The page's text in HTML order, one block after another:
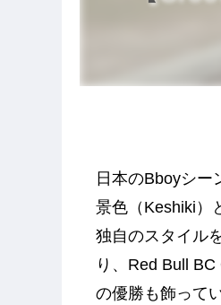
日本のBboyシ
景色（Keshiki）
独自のスタイル
り、Red Bull
の優勝も飾って